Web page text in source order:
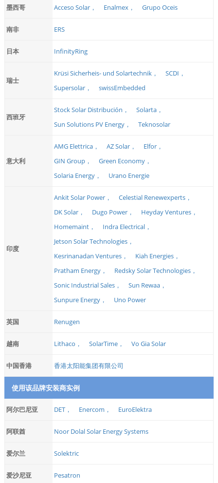
墨西哥 Acceso Solar， Enalmex， Grupo Oceis
南非 ERS
日本 InfinityRing
瑞士
Krüsi Sicherheis- und Solartechnik，
SCDI，
Supersolar，
swissEmbedded
西班牙
Stock Solar Distribución，
Solarta，
Sun Solutions PV Energy，
Teknosolar
意大利
AMG Elettrica， AZ Solar，
Elfor，
GIN Group，
Green Economy，
Solaria Energy，
Urano Energie
印度
Ankit Solar Power，
Celestial Renewexperts，
DK Solar，
Dugo Power，
Heyday Ventures，
Homemaint，
Indra Electrical，
Jetson Solar Technologies，
Kesrinanadan Ventures，
Kiah Energies，
Pratham Energy，
Redsky Solar Technologies，
Sonic Industrial Sales，
Sun Rewaa，
Sunpure Energy，
Uno Power
英国 Renugen
越南 Lithaco， SolarTime， Vo Gia Solar
中国香港 香港太阳能集团有限公司
使用该品牌安装商实例
阿尔巴尼亚 DET， Enercom， EuroElektra
阿联酋 Noor Dolal Solar Energy Systems
爱尔兰 Solektric
爱沙尼亚 Pesatron